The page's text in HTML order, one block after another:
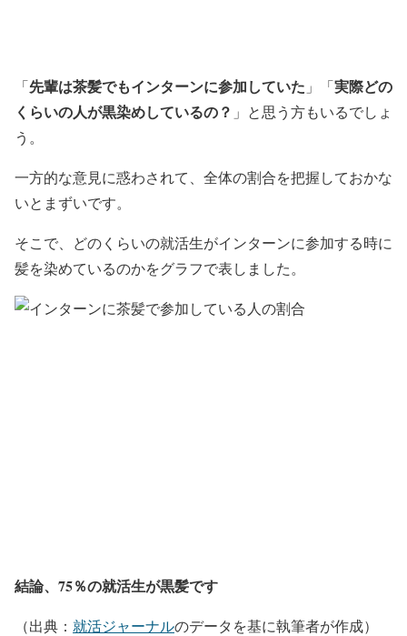
「先輩は茶髪でもインターンに参加していた 」「実際どの
くらいの人が黒染めしているの？ 」 と思う方もいるでしょ
う。
一方的な意見に惑わされて、全体の割合を把握しておかな
いとまずいです。
そこで、どのくらいの就活生がインターンに参加する時に
髪を染めているのかをグラフで表しました。
結論、75％の就活生が黒髪です
（出典： 就活ジャーナルのデータを基に執筆者が作成）